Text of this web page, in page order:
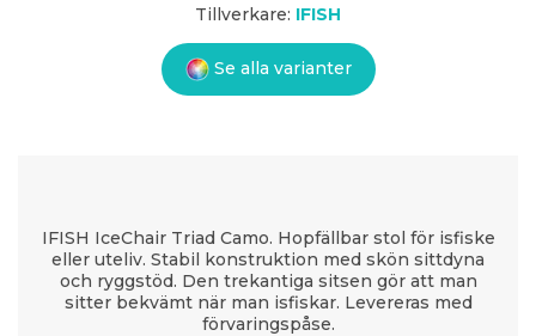
Tillverkare: IFISH
Se alla varianter
IFISH IceChair Triad Camo. Hopfällbar stol för isfiske
eller uteliv. Stabil konstruktion med skön sittdyna
och ryggstöd. Den trekantiga sitsen gör att man
sitter bekvämt när man isfiskar. Levereras med
förvaringspåse.